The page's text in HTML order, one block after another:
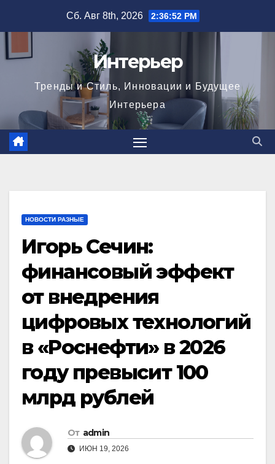
Сб. Авг 8th, 2026 2:36:53 PM
Интерьер
Тренды и Стиль, Инновации и Будущее
Интерьера
НОВОСТИ РАЗНЫЕ
Игорь Сечин:
финансовый эффект
от внедрения
цифровых технологий
в «Роснефти» в 2026
году превысит 100
млрд рублей
От admin
ИЮН 19, 2026